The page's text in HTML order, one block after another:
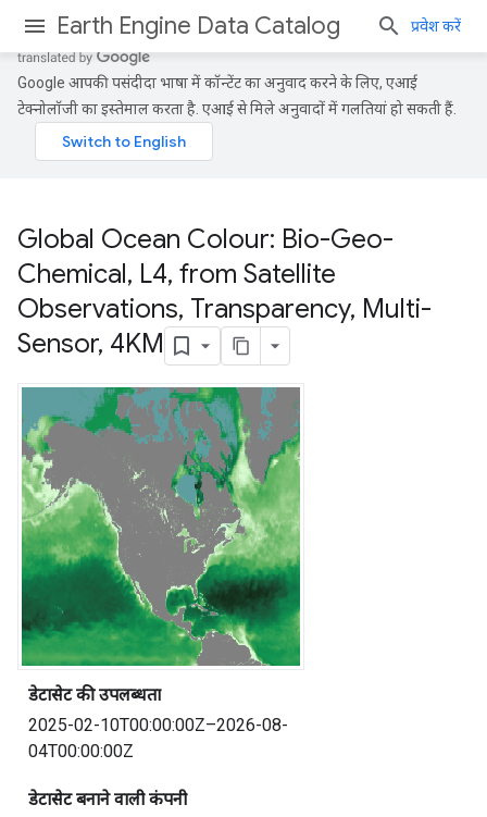
Earth Engine Data Catalog प्रवेश करें
Google आपकी पसंदीदा भाषा में कॉन्टेंट का अनुवाद करने के लिए, एआई
टेक्नोलॉजी का इस्तेमाल करता है. एआई से मिले अनुवादों में गलतियां हो सकती हैं.
Global Ocean Colour: Bio-Geo-
Chemical, L4, from Satellite
Observations, Transparency, Multi-
Sensor, 4KM
डेटासेट की उपलब्धता
2025-02-10T00:00:00Z–2026-08-
04T00:00:00Z
डेटासेट बनाने वाली कंपनी